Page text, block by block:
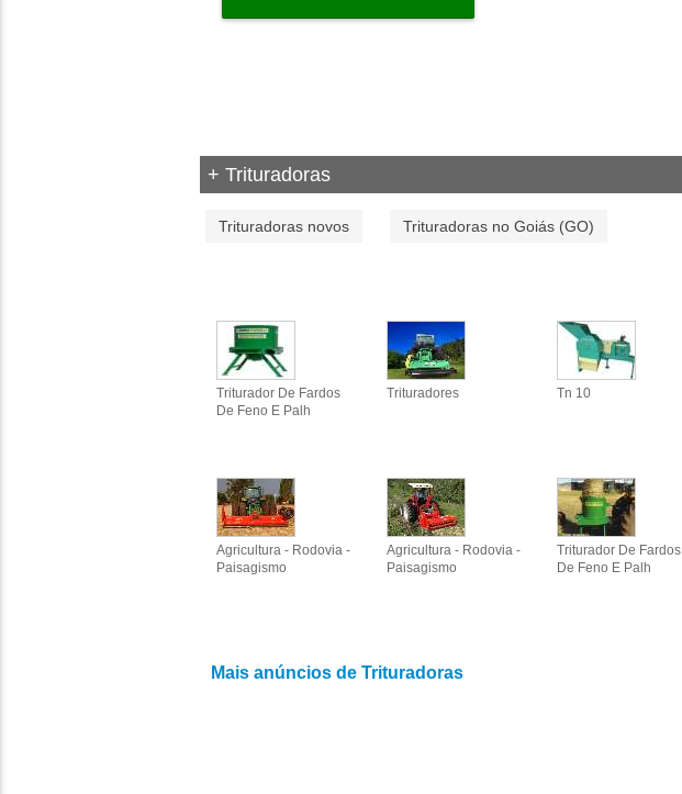
+ Trituradoras
Trituradoras novos Trituradoras no Goiás (GO)
Triturador De Fardos
De Feno E Palh
Trituradores Tn 10
Agricultura - Rodovia -
Paisagismo
Agricultura - Rodovia -
Paisagismo
Triturador De Fardos
De Feno E Palh
Mais anúncios de Trituradoras